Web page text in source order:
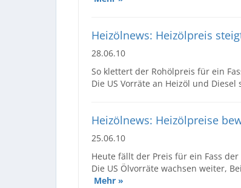
Heizölnews: Heizölpreis
28.06.10
So klettert der Rohölpreis für ein
Die US Vorräte an Heizöl und
Heizölnews: Heizölpreise
25.06.10
Heute fällt der Preis für ein Fass
Die US Ölvorräte wachsen weiter,
Mehr »